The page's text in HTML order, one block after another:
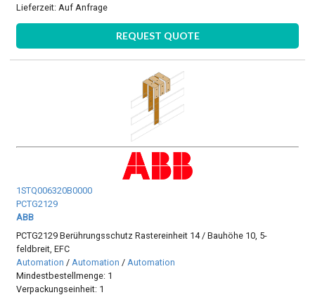
Lieferzeit:Auf Anfrage
REQUEST QUOTE
1STQ006320B0000
PCTG2129
ABB
PCTG2129 Berührungsschutz Rastereinheit 14 / Bauhöhe 10, 5-
feldbreit, EFC
Automation / Automation / Automation
Mindestbestellmenge: 1
Verpackungseinheit: 1